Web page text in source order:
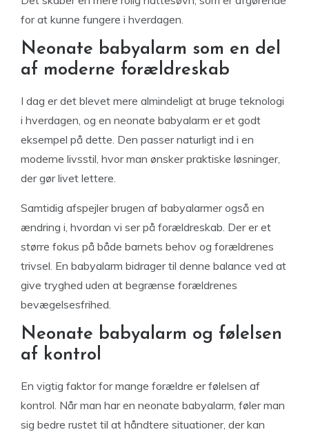
for at kunne fungere i hverdagen.
Neonate babyalarm som en del
af moderne forældreskab
I dag er det blevet mere almindeligt at bruge teknologi
i hverdagen, og en neonate babyalarm er et godt
eksempel på dette. Den passer naturligt ind i en
moderne livsstil, hvor man ønsker praktiske løsninger,
der gør livet lettere.
Samtidig afspejler brugen af babyalarmer også en
ændring i, hvordan vi ser på forældreskab. Der er et
større fokus på både barnets behov og forældrenes
trivsel. En babyalarm bidrager til denne balance ved at
give tryghed uden at begrænse forældrenes
bevægelsesfrihed.
Neonate babyalarm og følelsen
af kontrol
En vigtig faktor for mange forældre er følelsen af
kontrol. Når man har en neonate babyalarm, føler man
sig bedre rustet til at håndtere situationer, der kan